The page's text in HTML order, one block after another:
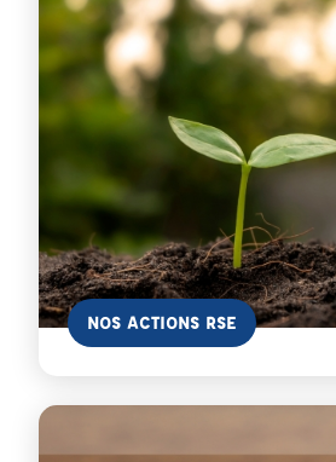
En savoir plus
NOS ACTIONS RSE